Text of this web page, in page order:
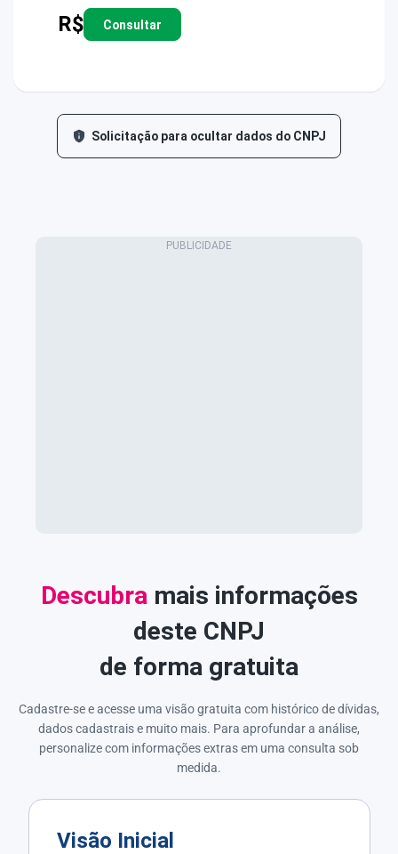
R$ Consultar
Solicitação para ocultar dados do CNPJ
Descubramais informações
deste CNPJ
de forma gratuita
Cadastre-se e acesse uma visão gratuita com histórico de dívidas,
dados cadastrais e muito mais. Para aprofundar a análise,
personalize com informações extras em uma consulta sob
medida.
Visão Inicial